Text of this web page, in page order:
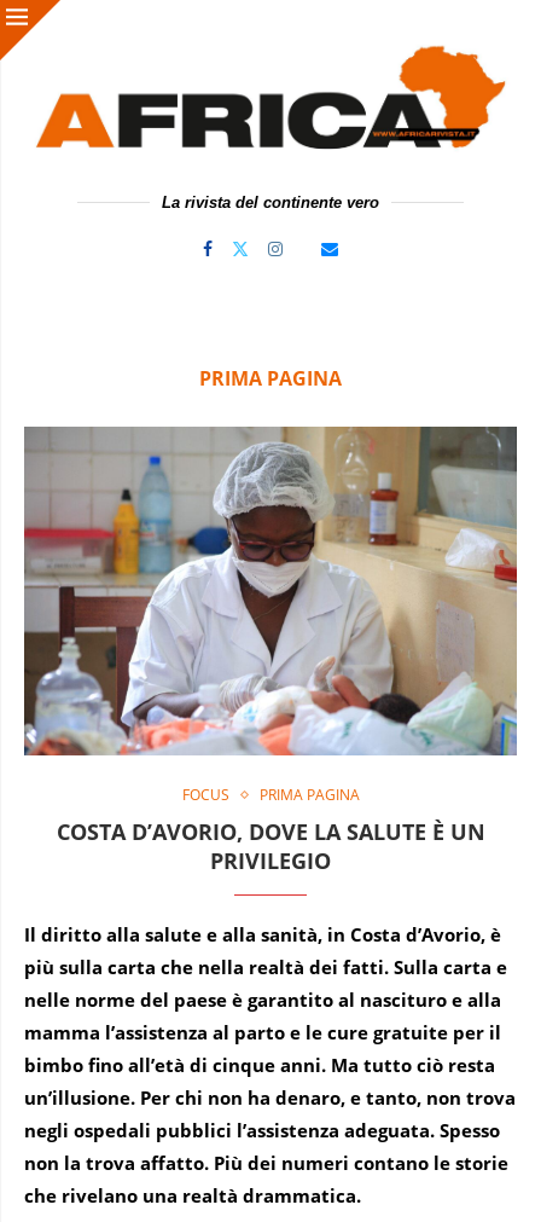
La rivista del continente vero
PRIMA PAGINA
FOCUS PRIMA PAGINA
COSTA D’AVORIO, DOVE LA SALUTE È UN
PRIVILEGIO
Il diritto alla salute e alla sanità, in Costa d’Avorio, è
più sulla carta che nella realtà dei fatti. Sulla carta e
nelle norme del paese è garantito al nascituro e alla
mamma l’assistenza al parto e le cure gratuite per il
bimbo fino all’età di cinque anni. Ma tutto ciò resta
un’illusione. Per chi non ha denaro, e tanto, non trova
negli ospedali pubblici l’assistenza adeguata. Spesso
non la trova affatto. Più dei numeri contano le storie
che rivelano una realtà drammatica.